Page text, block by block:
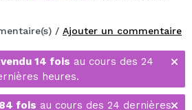
/ Ajouter un commentaire
vendu 14 fois au cours des 24
heures.
fois au cours des 24 dernières